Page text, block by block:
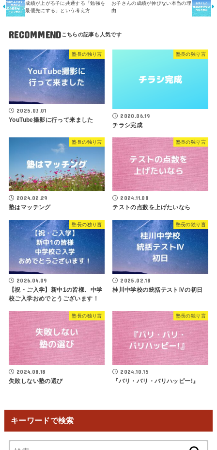
成績が上がる子に共通する「勉強を
最優先にする」という考え方
お子さんの成績が伸びない本当の理
由
RECOMMEND
塾長の独り言
2025.03.01
YouTube撮影に行って来ました
塾長の独り言
2020.06.19
チラシ完成
塾長の独り言
2024.02.29
塾はマッチング
塾長の独り言
2024.11.08
テストの点数を上げたいなら
塾長の独り言
2026.04.09
【祝・ご入学】新中1の皆様、中学
校ご入学おめでとうございます！
塾長の独り言
2025.02.18
桂川中学校の統括テストⅣの初日
塾長の独り言
2024.08.18
失敗しない塾の選び
塾長の独り言
2024.10.15
『バリ・バリ・バリハッピー!』
キーワードで検索